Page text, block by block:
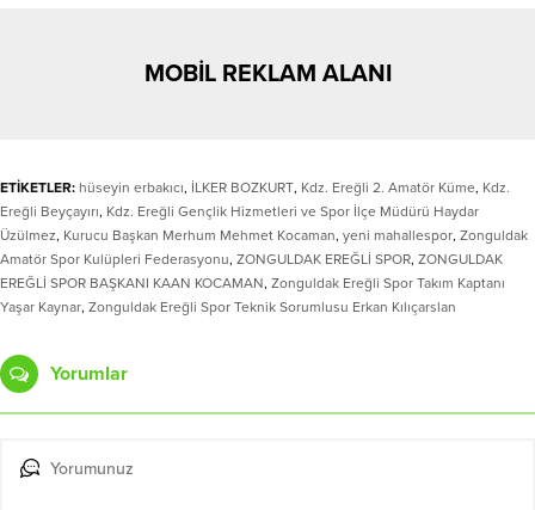
MOBİL REKLAM ALANI
ETİKETLER: hüseyin erbakıcı, İLKER BOZKURT, Kdz. Ereğli 2. Amatör Küme, Kdz.
Ereğli Beyçayırı, Kdz. Ereğli Gençlik Hizmetleri ve Spor İlçe Müdürü Haydar
Üzülmez, Kurucu Başkan Merhum Mehmet Kocaman, yeni mahallespor, Zonguldak
Amatör Spor Kulüpleri Federasyonu, ZONGULDAK EREĞLİ SPOR, ZONGULDAK
EREĞLİ SPOR BAŞKANI KAAN KOCAMAN, Zonguldak Ereğli Spor Takım Kaptanı
Yaşar Kaynar, Zonguldak Ereğli Spor Teknik Sorumlusu Erkan Kılıçarslan
Yorumlar